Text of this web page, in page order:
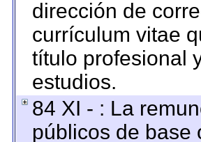
dirección de
currículum vitae
título profesional
estudios.
84 XI - : La
públicos de base